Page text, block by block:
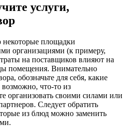
услуги,
площадки
организациями (к примеру,
на поставщиков влияют на
помещения. Внимательно
обозначьте для себя, какие
возможно, что-то из
организовать своими силами или
Следует обратить
из блюд можно заменить